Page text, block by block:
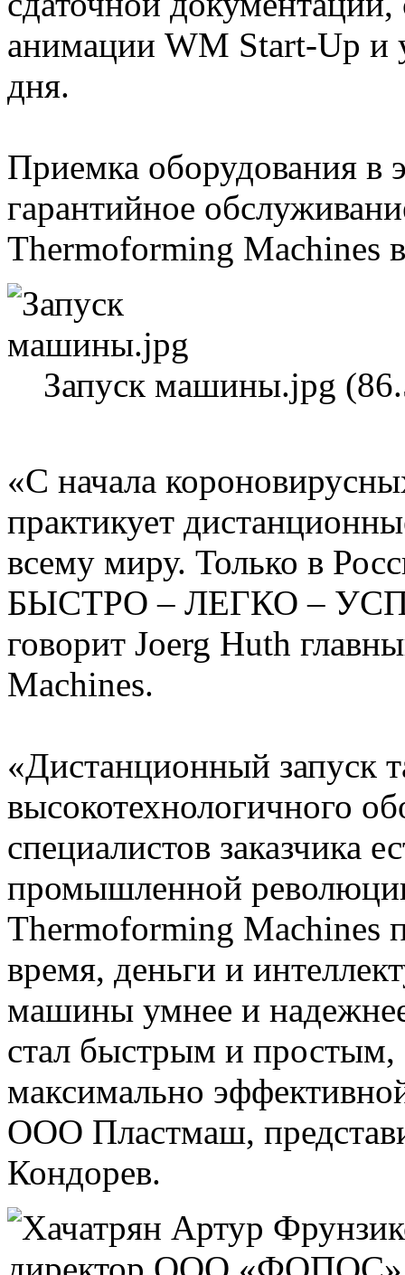
анимации WM Start-Up и
дня.
Приемка оборудования в
гарантийное
Thermoforming Machines
Запуск машины.jpg
«С начала
практикует
всему миру. Только в
БЫСТРО – ЛЕГКО –
говорит Joerg Huth
Machines.
«Дистанционный запуск
высокотехнологичного
специалистов заказчика
промышленной
Thermoforming Machines
время, деньги и
машины умнее и
стал быстрым и простым,
максимально
ООО Пластмаш,
Кондорев.